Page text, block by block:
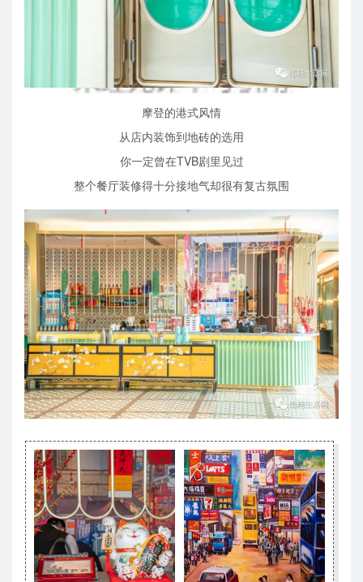
摩登的港式风情
从店内装饰到地砖的选用
你一定曾在TVB剧里见过
整个餐厅装修得十分接地气却很有复古氛围